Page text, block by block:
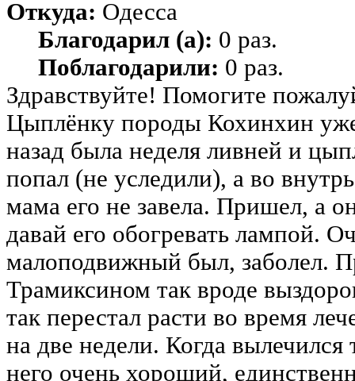
Откуда: Одесса
Благодарил (а): 0 раз.
Поблагодарили: 0 раз.
Здравствуйте! Помогите
Цыплёнку породы Кохинхин
назад была неделя ливней и
попал (не уследили), а во
мама его не завела. Пришел, а
давай его обогревать лампой.
малоподвижный был, заболел.
Трамиксином так вроде
так перестал расти во время
на две недели. Когда вылечился
него очень хороший,